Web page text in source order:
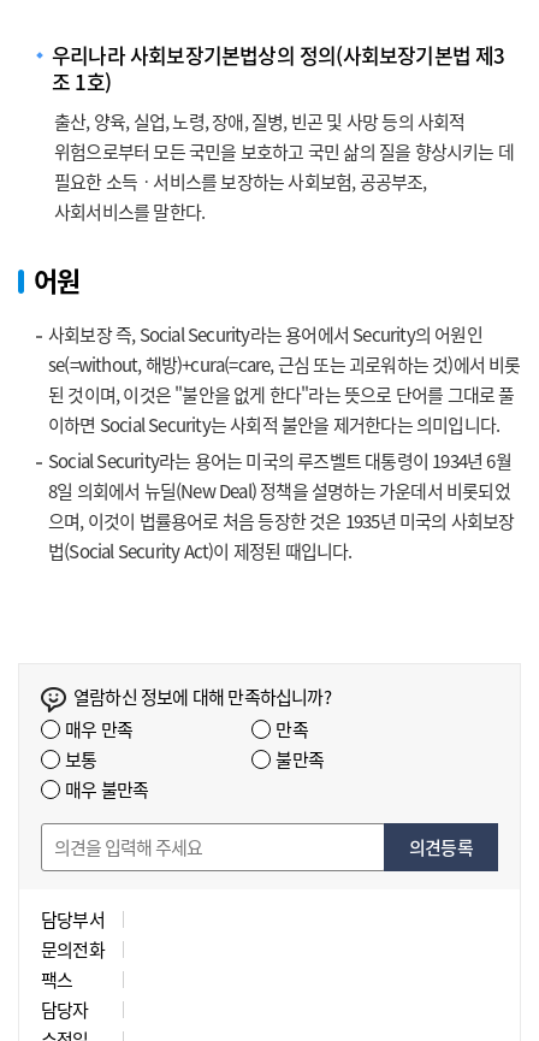
우리나라 사회보장기본법상의 정의(사회보장기본법 제3
조 1호)
출산, 양육, 실업, 노령, 장애, 질병, 빈곤 및 사망 등의 사회적
위험으로부터 모든 국민을 보호하고 국민 삶의 질을 향상시키는 데
필요한 소득ㆍ서비스를 보장하는 사회보험, 공공부조,
사회서비스를 말한다.
어원
사회보장 즉, Social Security라는 용어에서 Security의 어원인
se(=without, 해방)+cura(=care, 근심 또는 괴로워하는 것)에서 비롯
된 것이며, 이것은 "불안을 없게 한다"라는 뜻으로 단어를 그대로 풀
이하면 Social Security는 사회적 불안을 제거한다는 의미입니다.
Social Security라는 용어는 미국의 루즈벨트 대통령이 1934년 6월
8일 의회에서 뉴딜(New Deal) 정책을 설명하는 가운데서 비롯되었
으며, 이것이 법률용어로 처음 등장한 것은 1935년 미국의 사회보장
법(Social Security Act)이 제정된 때입니다.
열람하신 정보에 대해 만족하십니까?
매우 만족
만족
보통
불만족
매우 불만족
의견등록
담당부서
문의전화
팩스
담당자